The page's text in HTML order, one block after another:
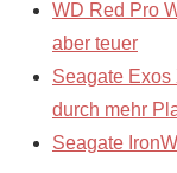
WD Red Pro
aber teuer
Seagate Exos
durch mehr
Seagate